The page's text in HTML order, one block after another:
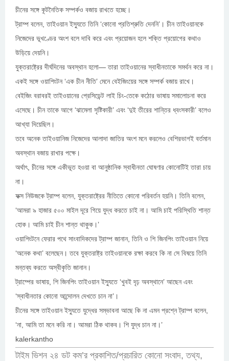
চীনের সঙ্গে কূটনৈতিক সম্পর্কও বজায় রাখতে হচ্ছে।
ট্রাম্প বলেন, তাইওয়ান ইস্যুতে তিনি ‘কোনো প্রতিশ্রুতি দেননি’। চীন তাইওয়ানকে
নিজেদের ভূখণ্ডের অংশ বলে দাবি করে এবং প্রয়োজন হলে শক্তি প্রয়োগের কথাও
উড়িয়ে দেয়নি।
যুক্তরাষ্ট্রের দীর্ঘদিনের অবস্থান হলো— তারা তাইওয়ানের স্বাধীনতাকে সমর্থন করে না।
একই সঙ্গে ওয়াশিংটন ‘এক চীন নীতি’ মেনে বেইজিংয়ের সঙ্গে সম্পর্ক বজায় রাখে।
বেইজিং বরাবরই তাইওয়ানের প্রেসিডেন্ট লাই চিং-তেকে কঠোর ভাষায় সমালোচনা করে
এসেছে। চীন তাকে আগে ‘ঝামেলা সৃষ্টিকারী’ এবং ‘দুই তীরের শান্তির ধ্বংসকারী’ বলেও
আখ্যা দিয়েছিল।
তবে অনেক তাইওয়ানিজ নিজেদের আলাদা জাতির অংশ মনে করলেও বেশিরভাগই বর্তমান
অবস্থান বজায় রাখার পক্ষে।
অর্থাৎ, চীনের সঙ্গে একীভূত হওয়া বা আনুষ্ঠানিক স্বাধীনতা ঘোষণার কোনোটিই তারা চায়
না।
ফক্স নিউজকে ট্রাম্প বলেন, যুক্তরাষ্ট্রের নীতিতে কোনো পরিবর্তন হয়নি। তিনি বলেন,
‘আমরা ৯ হাজার ৫০০ মাইল দূরে গিয়ে যুদ্ধ করতে চাই না। আমি চাই পরিস্থিতি শান্ত
হোক। আমি চাই চীন শান্ত থাকুক।’
ওয়াশিংটনে ফেরার পথে সাংবাদিকদের ট্রাম্প জানান, তিনি ও শি জিনপিং তাইওয়ান নিয়ে
‘অনেক কথা’ বলেছেন। তবে যুক্তরাষ্ট্র তাইওয়ানকে রক্ষা করবে কি না সে বিষয়ে তিনি
মন্তব্য করতে অস্বীকৃতি জানান।
ট্রাম্পের ভাষায়, শি জিনপিং তাইওয়ান ইস্যুতে ‘খুবই দৃঢ় অবস্থানে’ আছেন এবং
‘স্বাধীনতার কোনো আন্দোলন দেখতে চান না’।
চীনের সঙ্গে তাইওয়ান ইস্যুতে যুদ্ধের সম্ভাবনা আছে কি না এমন প্রশ্নে ট্রাম্প বলেন,
‘না, আমি তা মনে করি না। আমরা ঠিক থাকব। শি যুদ্ধ চান না।’
kalerkantho
টাইম ভিশন ২৪ ডট কম’র প্রকাশিত/প্রচারিত কোনো সংবাদ, তথ্য,